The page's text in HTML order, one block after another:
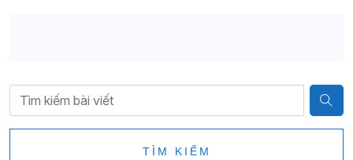
TÌM KIẾM